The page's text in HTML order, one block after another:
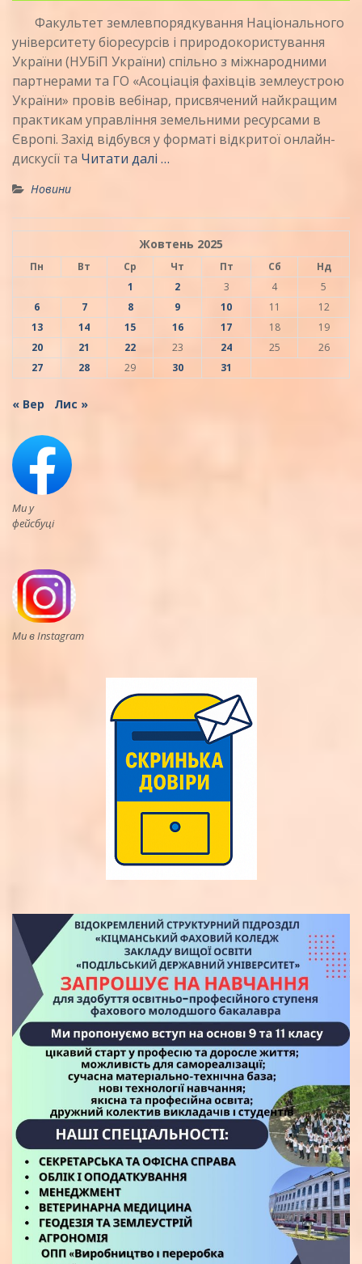
Факультет землевпорядкування Національного
університету біоресурсів і природокористування
України (НУБіП України) спільно з міжнародними
партнерами та ГО «Асоціація фахівців землеустрою
України» провів вебінар, присвячений найкращим
практикам управління земельними ресурсами в
Європі. Захід відбувся у форматі відкритої онлайн-
дискусії та Читати далі …
Новини
Жовтень 2025
Пн Вт Ср Чт Пт Сб
Нд
1
2 3 4
5
6
7 8 9 10 11
12
13
14 15 16 17 18
19
20
21 22 23 24 25
26
27
28 29 30 31
« Вер Лис »
Ми у
фейсбуці
Ми в Instagram